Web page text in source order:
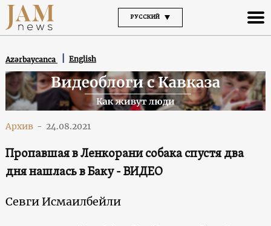
РУССКИЙ
Azərbaycanca English
Архив - 24.08.2021
Пропавшая в Ленкорани собака спустя два
дня нашлась в Баку - ВИДЕО
Севги Исмаилбейли